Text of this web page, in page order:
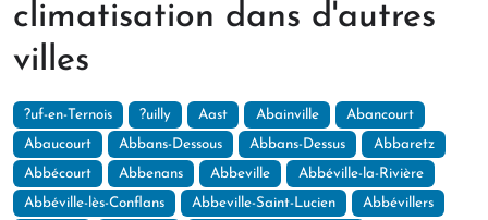
climatisation dans d'autres
villes
?uf-en-Ternois ?uilly Aast Abainville Abancourt
Abaucourt Abbans-Dessous Abbans-Dessus Abbaretz
Abbécourt Abbenans Abbeville Abbéville-la-Rivière
Abbéville-lès-Conflans Abbeville-Saint-Lucien Abbévillers